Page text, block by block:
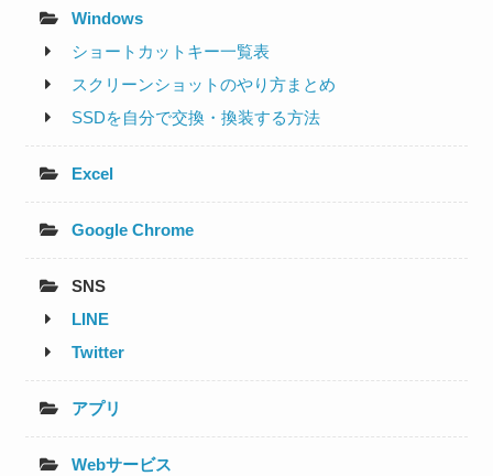
Windows
ショートカットキー一覧表
スクリーンショットのやり方まとめ
SSDを自分で交換・換装する方法
Excel
Google Chrome
SNS
LINE
Twitter
アプリ
Webサービス